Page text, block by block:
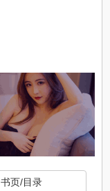
书页/目录